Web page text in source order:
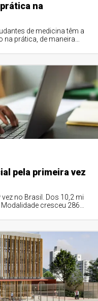
na
de medicina têm a
na prática, de maneira
pela primeira vez
no Brasil. Dos 10,2 mi
cresceu 286%